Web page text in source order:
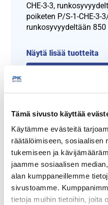
Tämä sivusto käyttää
Käytämme evästeitä
räätälöimiseen, sosiaalisen
tukemiseen ja
jaamme sosiaalisen
alan kumppaneillemme
sivustoamme.
tietoja muihin tietoihin, joita
CHE-3-3,
poiketen P/S-1-CHE-3-
runkosyvyydeltään 850
Näytä lisää tuotteita
Tämäkin